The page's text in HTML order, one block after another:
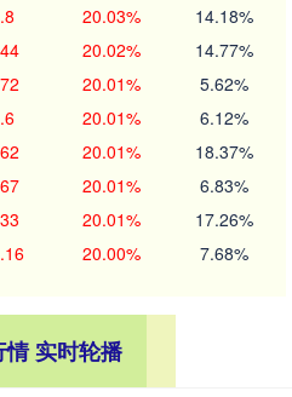
20.03% 14.18%
20.02% 14.77%
20.01% 5.62%
20.01% 6.12%
20.01% 18.37%
20.01% 6.83%
20.01% 17.26%
20.00% 7.68%
实时轮播